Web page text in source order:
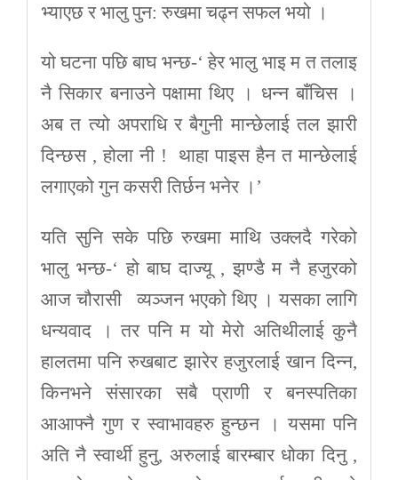
भ्याएछ र भालु पुन: रुखमा चढ्न सफल भयो ।
यो घटना पछि बाघ भन्छ-‘ हेर भालु भाइ म त तलाइ
नै सिकार बनाउने पक्षामा थिए । धन्न बाँचिस ।
अब त त्यो अपराधि र बैगुनी मान्छेलाई तल झारी
दिन्छस , होला नी ! थाहा पाइस हैन त मान्छेलाई
लगाएको गुन कसरी तिर्छन भनेर ।’
यति सुनि सके पछि रुखमा माथि उक्लदै गरेको
भालु भन्छ-‘ हो बाघ दाज्यू , झण्डै म नै हजुरको
आज चौरासी व्यञ्जन भएको थिए । यसका लागि
धन्यवाद । तर पनि म यो मेरो अतिथीलाई कुनै
हालतमा पनि रुखबाट झारेर हजुरलाई खान दिन्न,
किनभने संसारका सबै प्राणी र बनस्पतिका
आआफ्नै गुण र स्वाभावहरु हुन्छन । यसमा पनि
अति नै स्वार्थी हुनु, अरुलाई बारम्बार धोका दिनु ,